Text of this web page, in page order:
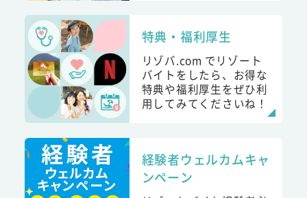
特典・福利厚生
リゾバ.com でリゾート
バイトをしたら、お得な
特典や福利厚生をぜひ利
用してみてくださいね！
経験者ウェルカムキャ
ンペーン